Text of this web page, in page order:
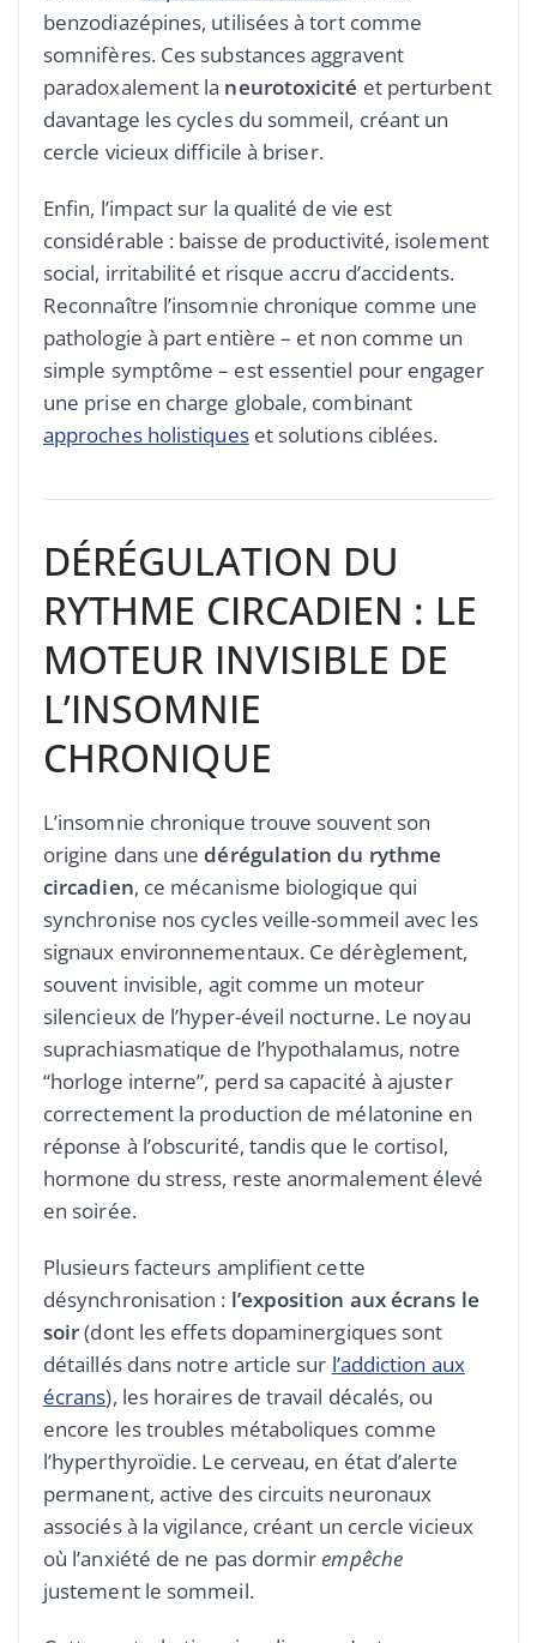
benzodiazépines, utilisées à tort comme
somnifères. Ces substances aggravent
paradoxalement la neurotoxicité et perturbent
davantage les cycles du sommeil, créant un
cercle vicieux difficile à briser.
Enfin, l’impact sur la qualité de vie est
considérable : baisse de productivité, isolement
social, irritabilité et risque accru d’accidents.
Reconnaître l’insomnie chronique comme une
pathologie à part entière – et non comme un
simple symptôme – est essentiel pour engager
une prise en charge globale, combinant
approches holistiqueset solutions ciblées.
DÉRÉGULATION DU
RYTHME CIRCADIEN : LE
MOTEUR INVISIBLE DE
L’INSOMNIE
CHRONIQUE
L’insomnie chronique trouve souvent son
origine dans unedérégulation du rythme
circadien, ce mécanisme biologique qui
synchronise nos cycles veille-sommeil avec les
signaux environnementaux. Ce dérèglement,
souvent invisible, agit comme un moteur
silencieux de l’hyper-éveil nocturne. Le noyau
suprachiasmatique de l’hypothalamus, notre
“horloge interne”, perd sa capacité à ajuster
correctement la production de mélatonine en
réponse à l’obscurité, tandis que le cortisol,
hormone du stress, reste anormalement élevé
en soirée.
Plusieurs facteurs amplifient cette
désynchronisation : l’exposition aux écrans le
soir(dont les effets dopaminergiques sont
détaillés dans notre article sur l’addiction aux
écrans), les horaires de travail décalés, ou
encore les troubles métaboliques comme
l’hyperthyroïdie. Le cerveau, en état d’alerte
permanent, active des circuits neuronaux
associés à la vigilance, créant un cercle vicieux
où l’anxiété de ne pas dormirempêche
justement le sommeil.